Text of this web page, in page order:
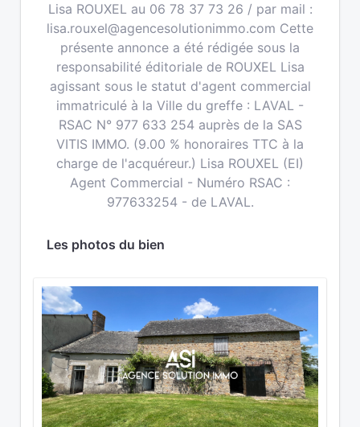
Lisa ROUXEL au 06 78 37 73 26 / par mail :
lisa.rouxel@agencesolutionimmo.com Cette
présente annonce a été rédigée sous la
responsabilité éditoriale de ROUXEL Lisa
agissant sous le statut d'agent commercial
immatriculé à la Ville du greffe : LAVAL -
RSAC N° 977 633 254 auprès de la SAS
VITIS IMMO. (9.00 % honoraires TTC à la
charge de l'acquéreur.) Lisa ROUXEL (EI)
Agent Commercial - Numéro RSAC :
977633254 - de LAVAL.
Les photos du bien